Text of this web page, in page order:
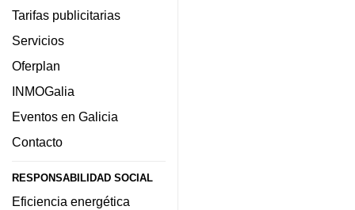
Tarifas publicitarias
Servicios
Oferplan
INMOGalia
Eventos en Galicia
Contacto
RESPONSABILIDAD SOCIAL
Eficiencia energética